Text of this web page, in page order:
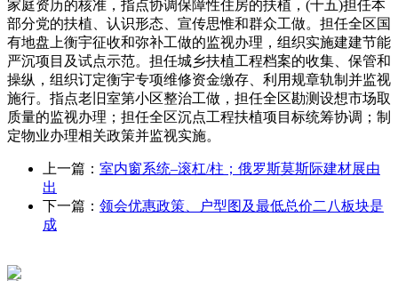
家庭资历的核准，指点协调保障性住房的扶植，(十五)担任本
部分党的扶植、认识形态、宣传思惟和群众工做。担任全区国
有地盘上衡宇征收和弥补工做的监视办理，组织实施建建节能
严沉项目及试点示范。担任城乡扶植工程档案的收集、保管和
操纵，组织订定衡宇专项维修资金缴存、利用规章轨制并监视
施行。指点老旧室第小区整治工做，担任全区勘测设想市场取
质量的监视办理；担任全区沉点工程扶植项目标统筹协调；制
定物业办理相关政策并监视实施。
上一篇： 室内窗系统–滚杠/柱；俄罗斯莫斯际建材展由
出
下一篇： 领会优惠政策、户型图及最低总价二八板块是
成